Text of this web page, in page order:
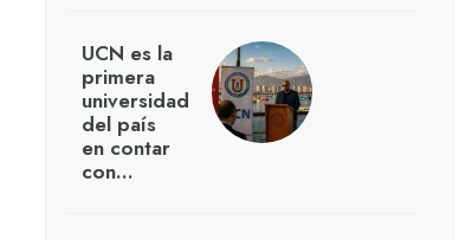
UCN es la
primera
universidad
del país
en contar
con…